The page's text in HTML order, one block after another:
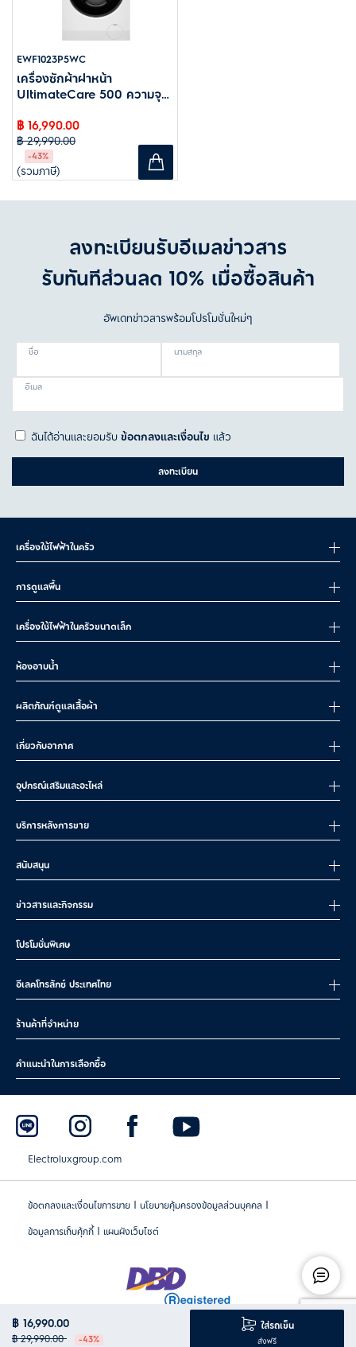
฿ 16,990.00
฿ 29,990.00 -43%
ใส่รถเข็น
ส่งฟรี
EWF1023P5WC
เครื่องซักผ้าฝาหน้า
UltimateCare 500 ความจุ
฿ 16,990.00
฿ 29,990.00
-43%
(รวมภาษี)
ลงทะเบียนรับอีเมลข่าวสาร
รับทันทีส่วนลด 10% เมื่อซื้อสินค้า
อัพเดทข่าวสารพร้อมโปรโมชั่นใหม่ๆ
ชื่อ นามสกุล
อีเมล
ฉันได้อ่านและยอมรับข้อตกลงและเงื่อนไข แล้ว
ลงทะเบียน
เครื่องใช้ไฟฟ้าในครัว
การดูแลพื้น
เครื่องใช้ไฟฟ้าในครัวขนาดเล็ก
ห้องอาบน้ำ
ผลิตภัณฑ์ดูแลเสื้อผ้า
เกี่ยวกับอากาศ
อุปกรณ์เสริมและอะไหล่
บริการหลังการขาย
สนับสนุน
ข่าวสารและกิจกรรม
โปรโมชั่นพิเศษ
อีเลคโทรลักซ์ ประเทศไทย
ร้านค้าที่จำหน่าย
คำแนะนำในการเลือกซื้อ
Electroluxgroup.com
ข้อตกลงและเงื่อนไขการขาย | นโยบายคุ้มครองข้อมูลส่วนบุคคล |
ข้อมูลการเก็บคุ้กกี้ | แผนผังเว็บไซต์